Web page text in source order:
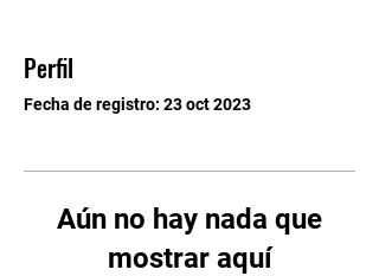
Perfil
Fecha de registro: 23 oct 2023
Aún no hay nada que
mostrar aquí